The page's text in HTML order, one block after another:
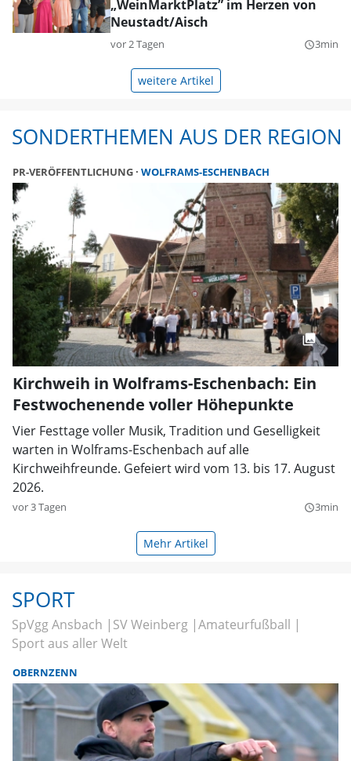
„WeinMarktPlatz” im Herzen von
Neustadt/Aisch
vor 2 Tagen query_builder3min
weitere Artikel
SONDERTHEMEN AUS DER REGION
PR-VERÖFFENTLICHUNG WOLFRAMS-ESCHENBACH
Kirchweih in Wolframs-Eschenbach: Ein
Festwochenende voller Höhepunkte
Vier Festtage voller Musik, Tradition und Geselligkeit
warten in Wolframs-Eschenbach auf alle
Kirchweihfreunde. Gefeiert wird vom 13. bis 17. August
2026.
vor 3 Tagen query_builder3min
Mehr Artikel
SPORT
SpVgg Ansbach SV Weinberg Amateurfußball
Sport aus aller Welt
OBERNZENN